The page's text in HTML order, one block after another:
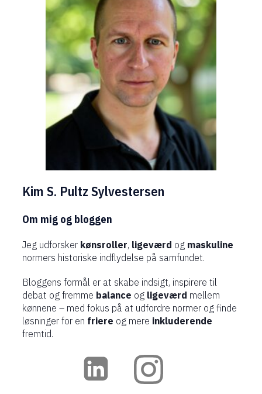
Kim S. Pultz Sylvestersen
Om mig og bloggen
Jeg udforsker kønsroller, ligeværd og maskuline
normers historiske indflydelse på samfundet.
Bloggens formål er at skabe indsigt, inspirere til
debat og fremme balance og ligeværd mellem
kønnene – med fokus på at udfordre normer og finde
løsninger for en friere og mere inkluderende
fremtid.